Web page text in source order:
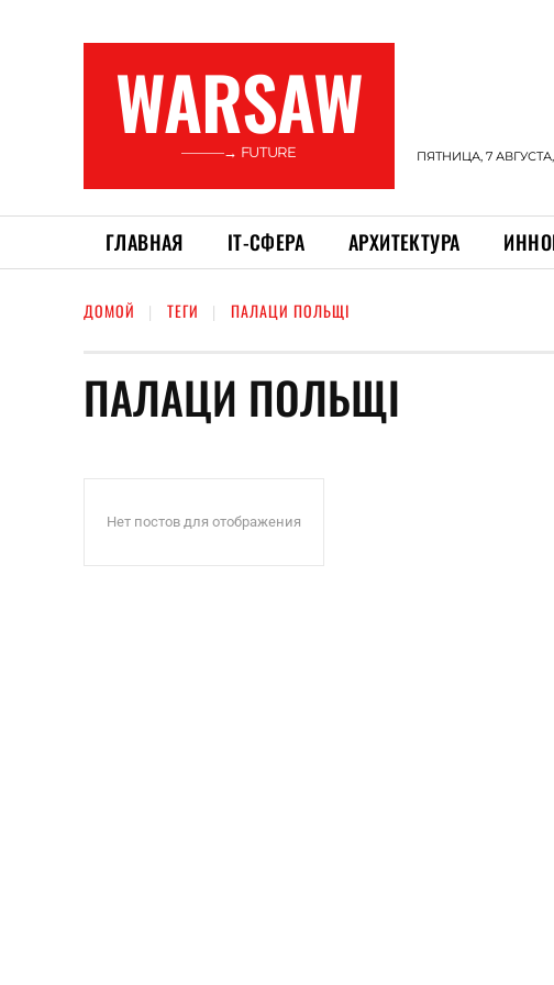
WARSAW
———→ FUTURE ПЯТНИЦА, 7 АВГУСТА,
ГЛАВНАЯ ІТ-СФЕРА АРХИТЕКТУРА
ДОМОЙ ТЕГИ ПАЛАЦИ ПОЛЬЩІ
ПАЛАЦИ ПОЛЬЩІ
Нет постов для отображения